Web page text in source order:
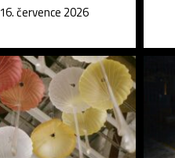
16. července 2026